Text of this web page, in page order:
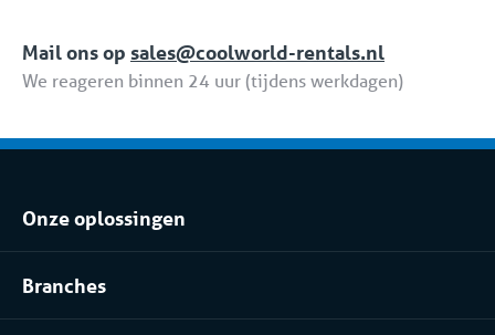
Mail ons op sales@coolworld-rentals.nl
We reageren binnen 24 uur (tijdens werkdagen)
Onze oplossingen
Koel- of vriesopslag huren
Procesinstallatie huren
Klimaatbeheersing huren
Branches
Voedingsindustrie